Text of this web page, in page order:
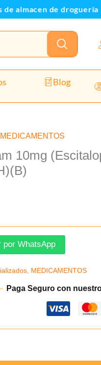
almacen de drogueria
Blog
MEDICAMENTOS
10mg
por WhatsApp
MEDICAMENTOS
Paga Seguro con